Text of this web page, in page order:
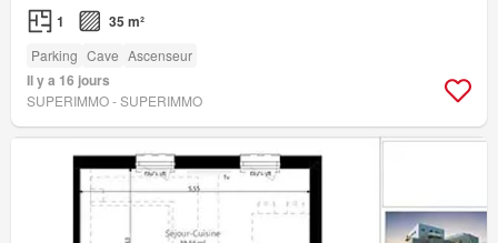
1 35 m²
Parking Cave Ascenseur
Il y a 16 jours
SUPERIMMO - SUPERIMMO